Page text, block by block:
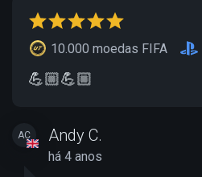
10.000 moedas FIFA
💪🏼💪🏼
AC Andy C.
há 4 anos